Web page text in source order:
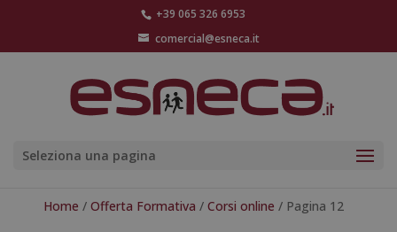
+39 065 326 6953
comercial@esneca.it
Seleziona una pagina
Home / Offerta Formativa / Corsi online / Pagina 12